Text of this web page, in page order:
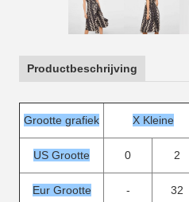
Productbeschrijving
Grootte grafiek X Kleine
US Grootte 0 2
Eur Grootte - 32